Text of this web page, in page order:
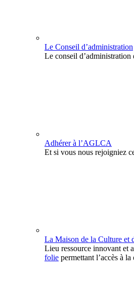
Le Conseil d’administration
Le conseil d’administration
Adhérer à l’AGLCA
Et si vous nous rejoigniez
La Maison de la Culture et
Lieu ressource innovant et
folie permettant l’accès à